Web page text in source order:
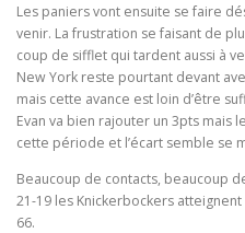
Les paniers vont ensuite se faire
venir. La frustration se faisant de
coup de sifflet qui tardent aussi à
New York reste pourtant devant
mais cette avance est loin d’être
Evan va bien rajouter un 3pts mais
cette période et l’écart semble se
Beaucoup de contacts, beaucoup
21-19 les Knickerbockers
66.